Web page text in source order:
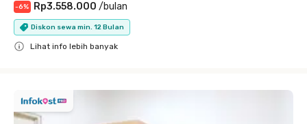
-6% Rp3.558.000 /bulan
Diskon sewa min. 12 Bulan
Lihat info lebih banyak